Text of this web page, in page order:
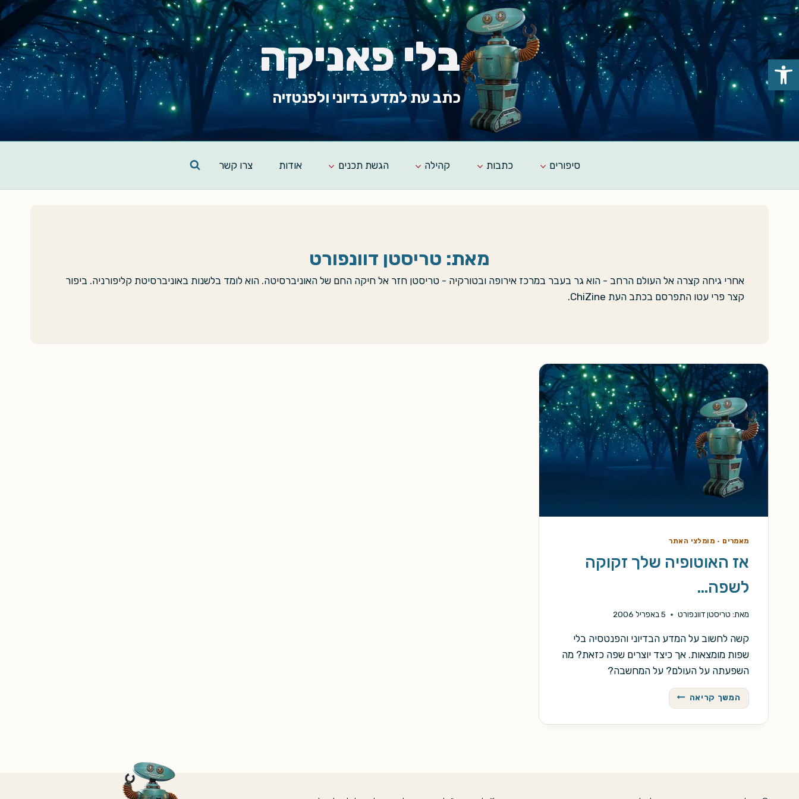
Skip
content
בלי פאניקה
כתב עת למדע בדיוני ולפנטזיה
סיפורים כתבות קהילה הגשת תכנים אודות צרו קשר
מאת: טריסטן דוונפורט
אחרי גיחה קצרה אל העולם הרחב - הוא גר בעבר במרכז אירופה ובטורקיה - טריסטן חזר אל חיקה החם של האוניברסיטה. הוא לומד בלשנות באוניברסיטת קליפורניה. ביפור
קצר פרי עטו התפרסם בכתב העת ChiZine.
מאמרים · מומלצי האתר
אז האוטופיה שלך זקוקה
לשפה…
מאת: טריסטן דוונפורט 5 באפריל 2006
קשה לחשוב על המדע הבדיוני והפנטסיה בלי
שפות מומצאות. אך כיצד יוצרים שפה כזאת? מה
השפעתה על העולם? על המחשבה?
המשך קריאה אז
האוטופיה
פתח סרגל נגישות